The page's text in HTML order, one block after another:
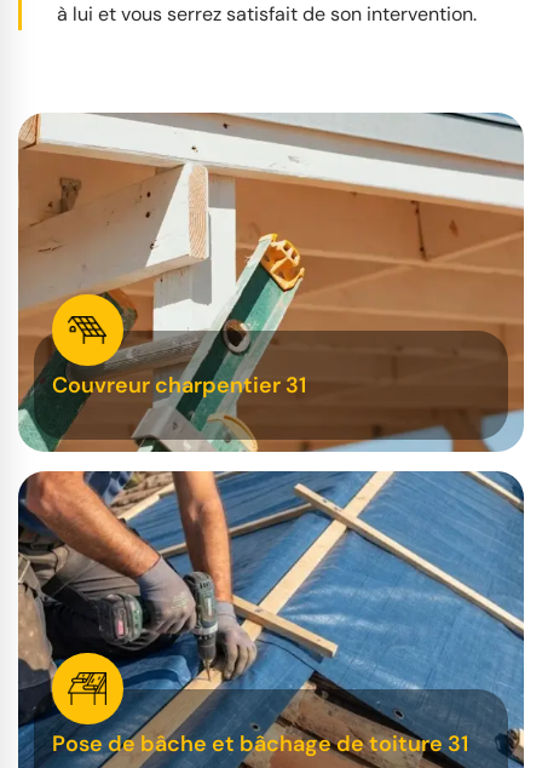
à lui et vous serrez satisfait de son intervention.
Couvreur charpentier 31
Pose de bâche et bâchage de toiture 31